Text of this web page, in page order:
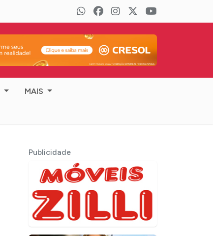
MAIS
Publicidade